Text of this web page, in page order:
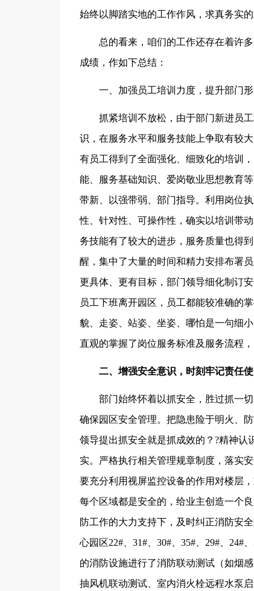
始终以脚踏实地的工作作风，求真务实
总的看来，咱们的工作还存在着许多
成绩，作如下总结：
一、加强员工培训力度，提升部门形
抓紧培训不放松，由于部门新进员工
识，在服务水平和服务技能上争取有较
有员工得到了全面强化、细致化的培训
能、服务基础知识、爱岗敬业思想教育
带新、以强带弱、部门指导。利用岗位
性、针对性、可操作性，确实以培训带
务技能有了较大的进步，服务质量也得
醒，集中了大量的时间和精力安排布署
更具体、更有目标，部门领导细化制订
员工下班离开园区，员工都能较准确的
貌、走姿、站姿、坐姿、哪怕是一句细
直观的掌握了岗位服务标准及服务流程
二、增强安全意识，时刻牢记责任使
部门始终怀着以抓安全，胜过抓一切
确保园区安全管理。把隐患险于明火、
领导提出抓安全就是抓成效的？?精神
实。严格执行相关管理规章制度，落实
要充分利用视屏监控设备的作用对楼层
每个区域都是安全的，给业主创造一个
防工作的大力支持下，及时纠正消防安
心园区22#、31#、30#、35#、29#、24#
的消防设施进行了消防联动测试（如烟
抽风机联动测试、室内消火栓远程水泵